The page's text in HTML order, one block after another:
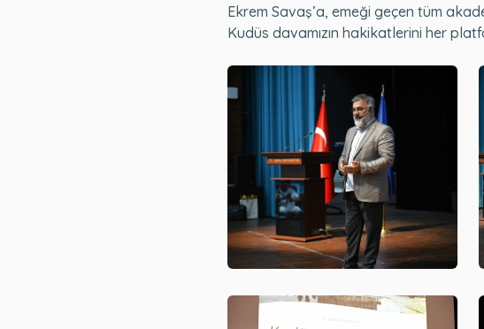
Ekrem Savaş’a, emeği geçen tüm
Kudüs davamızın hakikatlerini her